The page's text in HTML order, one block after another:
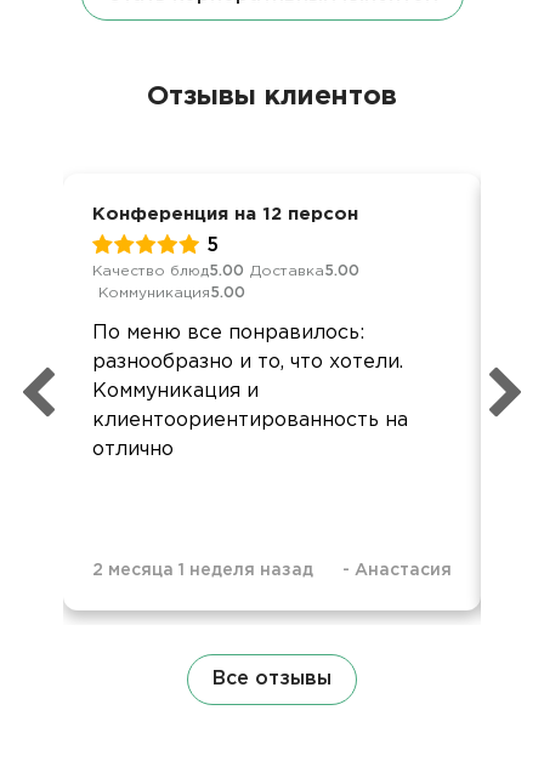
Отзывы клиентов
Конференция на 12 персон
5
Качество блюд5.00 Доставка5.00
Коммуникация5.00
По меню все понравилось:
разнообразно и то, что хотели.
Коммуникация и
клиентоориентированность на
отлично
2 месяца 1 неделя назад - Анастасия
Все отзывы